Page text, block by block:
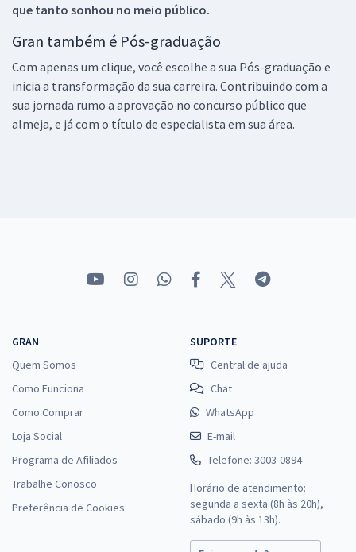
que tanto sonhou no meio público.
Gran também é Pós-graduação
Com apenas um clique, você escolhe a sua Pós-graduação e
inicia a transformação da sua carreira. Contribuindo com a
sua jornada rumo a aprovação no concurso público que
almeja, e já com o título de especialista em sua área.
GRAN
Quem Somos
Como Funciona
Como Comprar
Loja Social
Programa de Afiliados
Trabalhe Conosco
Preferência de Cookies
SUPORTE
Central de ajuda
Chat
WhatsApp
E-mail
Telefone: 3003-0894
Horário de atendimento:
segunda a sexta (8h às 20h),
sábado (9h às 13h).